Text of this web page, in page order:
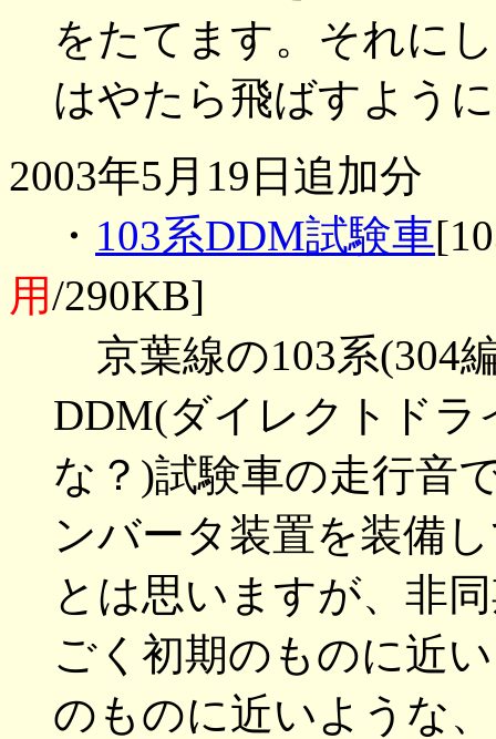
をたてます。それに
はやたら飛ばすよう
2003年5月19日追加分
・ 103系DDM試験車
用/290KB]
京葉線の103系(304
DDM(ダイレクトド
な？)試験車の走行音
ンバータ装置を装備
とは思いますが、非
ごく初期のものに近
のものに近いような